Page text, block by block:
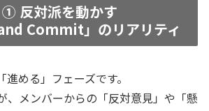
① 反対派を動かす
Commit」のリアリティ
める」フェーズです。
、メンバーからの「反対意見」や「懸